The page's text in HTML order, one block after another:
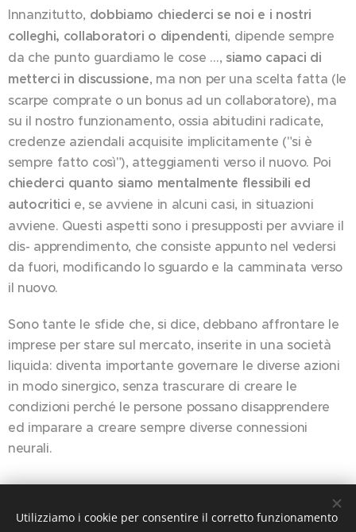
Innanzitutto, dobbiamo chiederci se noi e i nostri
colleghi, collaboratori o dipendenti, dipende sempre
da che punto guardiamo le cose …, siamo capaci di
metterci in discussione, ma non per una scelta fatta (le
scarpe comprate o un bonus ad un collaboratore), ma
su il nostro funzionamento, ossia abitudini radicate,
credenze aziendali acquisite implicitamente ("si è
sempre fatto così"), atteggiamenti verso il nuovo. Poi
chiederci quanto siamo mentalmente flessibili ed
autocritici e, se avviene in alcuni casi, in situazioni
avviene. Questi aspetti sono i presupposti per avviare il
dis- apprendimento, che consiste appunto nel vedersi
da fuori, modificando lo sguardo e la camminata verso
il nuovo.
Sono tante le sfide che, si dice, debbano affrontare le
imprese per stare sul mercato, inserite in una società
liquida: diventa importante governare le diverse azioni
in modo sinergico, senza trascurare di creare le
condizioni perché le persone possano disapprendere
ed imparare a creare sempre diverse connessioni
neurali.
Utilizziamo i cookie per consentire il corretto funzionamento